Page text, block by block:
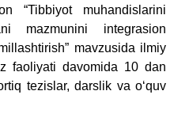
“Tibbiyot muhandislarini
mazmunini integrasion
mavzusida ilmiy
faoliyati davomida 10 dan
tezislar, darslik va o‘quv